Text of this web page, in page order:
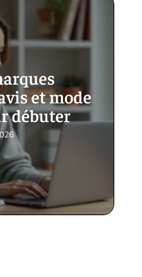
et mode
débuter